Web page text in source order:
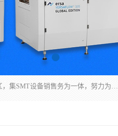
深圳市亿阳电子仪器有限公司坐落于风景秀丽的深圳市光明区，集SMT设备销售务为一体，努力为客户提供电子装配解决方案。与行业**SMT设备厂商：ASM（印刷机，锡膏检查机，贴片机），德国ERSA（爱莎）建立了稳固的代理合作关系，销售的设备一直保持**电子装配行业未来发展方向，能够满足客户各种繁杂产品的生产应用。